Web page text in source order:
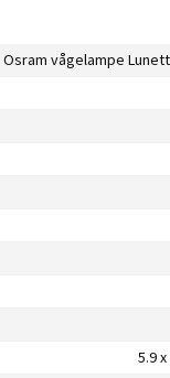
Osram vågelampe
5.9 x